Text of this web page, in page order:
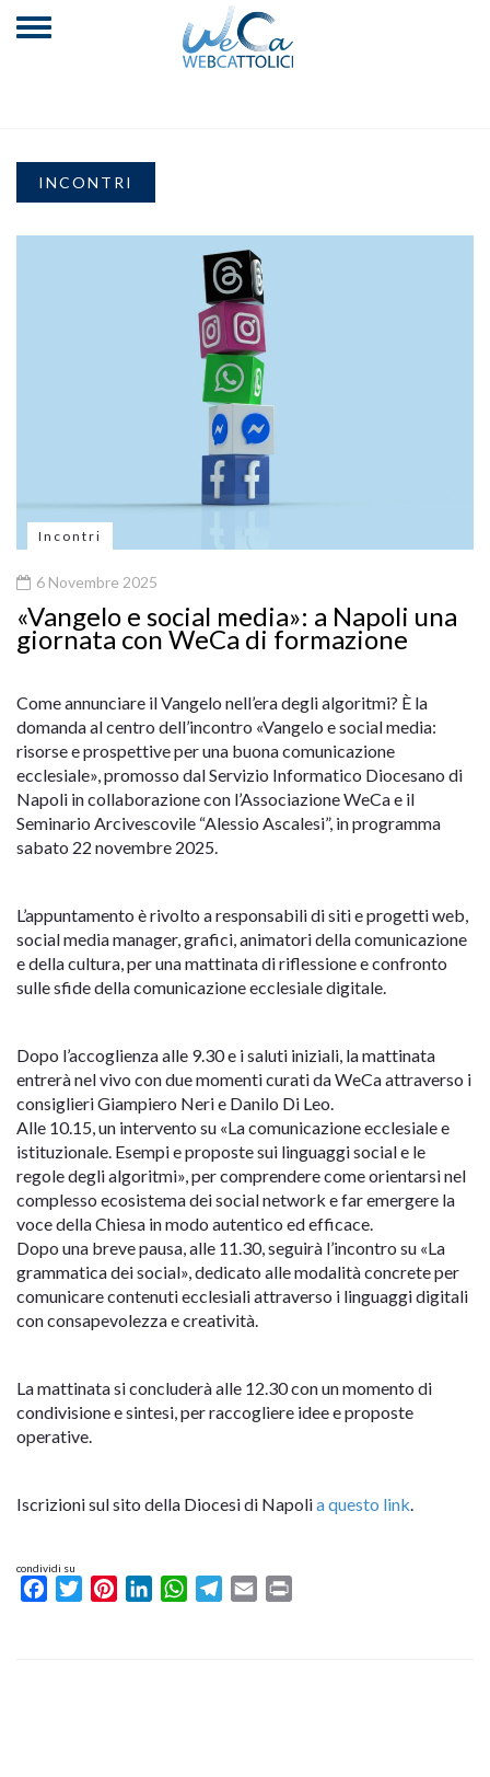
INCONTRI
Incontri
6 Novembre 2025
«Vangelo e social media»: a Napoli una
giornata con WeCa di formazione
Come annunciare il Vangelo nell’era degli algoritmi? È la
domanda al centro dell’incontro «Vangelo e social media:
risorse e prospettive per una buona comunicazione
ecclesiale», promosso dal Servizio Informatico Diocesano di
Napoli in collaborazione con l’Associazione WeCa e il
Seminario Arcivescovile “Alessio Ascalesi”, in programma
sabato 22 novembre 2025.
L’appuntamento è rivolto a responsabili di siti e progetti web,
social media manager, grafici, animatori della comunicazione
e della cultura, per una mattinata di riflessione e confronto
sulle sfide della comunicazione ecclesiale digitale.
Dopo l’accoglienza alle 9.30 e i saluti iniziali, la mattinata
entrerà nel vivo con due momenti curati da WeCa attraverso i
consiglieri Giampiero Neri e Danilo Di Leo.
Alle 10.15, un intervento su «La comunicazione ecclesiale e
istituzionale. Esempi e proposte sui linguaggi social e le
regole degli algoritmi», per comprendere come orientarsi nel
complesso ecosistema dei social network e far emergere la
voce della Chiesa in modo autentico ed efficace.
Dopo una breve pausa, alle 11.30, seguirà l’incontro su «La
grammatica dei social», dedicato alle modalità concrete per
comunicare contenuti ecclesiali attraverso i linguaggi digitali
con consapevolezza e creatività.
La mattinata si concluderà alle 12.30 con un momento di
condivisione e sintesi, per raccogliere idee e proposte
operative.
Iscrizioni sul sito della Diocesi di Napolia questo link.
condividi su
FacebookTwitterPinterestLinkedInWhatsAppTelegram
Email